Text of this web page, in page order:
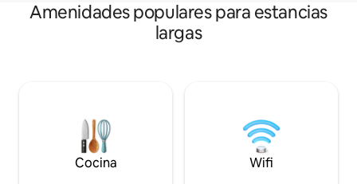
Amenidades populares para estancias
largas
Cocina Wifi